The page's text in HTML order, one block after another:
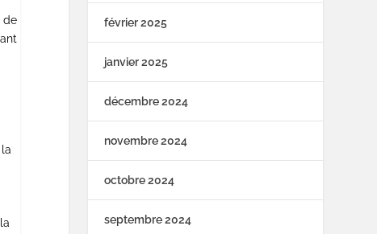
de
février 2025
janvier 2025
décembre 2024
novembre 2024
octobre 2024
septembre 2024